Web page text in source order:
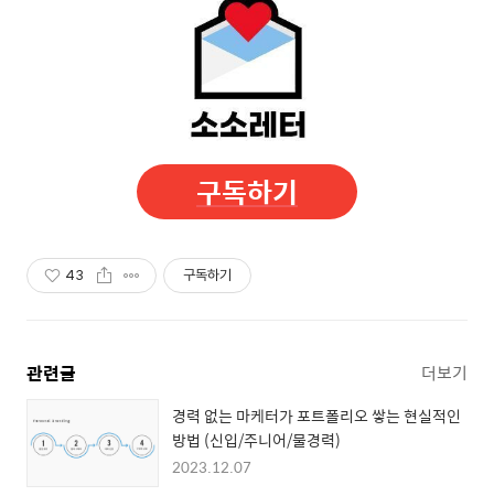
구독하기
43 구독하기
관련글 더보기
경력 없는 마케터가 포트폴리오 쌓는 현실적인
방법 (신입/주니어/물경력)
2023.12.07